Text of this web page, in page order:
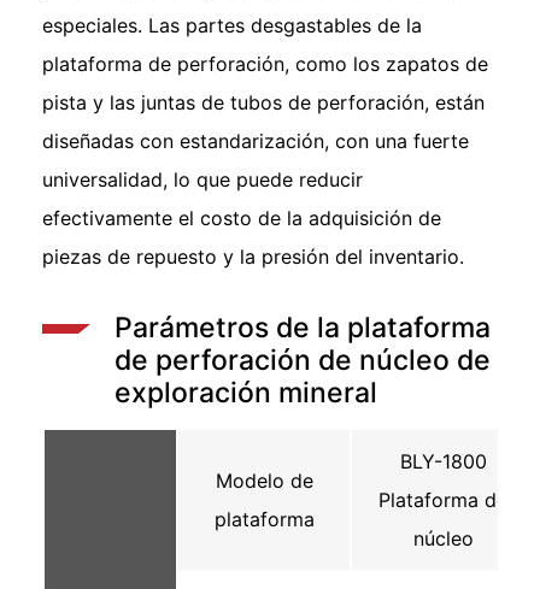
especiales. Las partes desgastables de la
plataforma de perforación, como los zapatos de
pista y las juntas de tubos de perforación, están
diseñadas con estandarización, con una fuerte
universalidad, lo que puede reducir
efectivamente el costo de la adquisición de
piezas de repuesto y la presión del inventario.
Parámetros de la plataforma
de perforación de núcleo de
exploración mineral
Modelo de
plataforma
BLY-1800
Plataforma de
núcleo